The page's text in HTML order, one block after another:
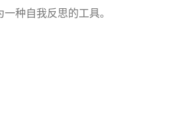
种自我反思的工具。